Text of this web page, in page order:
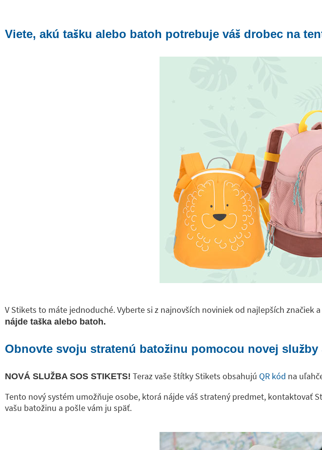
Viete, akú tašku alebo batoh potrebuje váš drobec na
V Stikets to máte jednoduché. Vyberte si z najnovších noviniek od najlepších značiek
nájde taška alebo batoh.
Obnovte svoju stratenú batožinu pomocou novej služby
NOVÁ SLUŽBA SOS STIKETS! Teraz vaše štítky Stikets obsahujú QR kód na
Tento nový systém umožňuje osobe, ktorá nájde váš stratený predmet,
vašu batožinu a pošle vám ju späť.